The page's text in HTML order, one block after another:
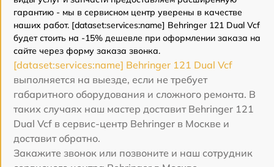
гарантию - мы в сервисном центр уверены в качестве
наших работ. [dataset:services:name] Behringer 121 Dual Vcf
будет стоить на -15% дешевле при оформлении заказа на
сайте через форму заказа звонка.
[dataset:services:name] Behringer 121 Dual Vcf
выполняется на выезде, если не требует
габаритного оборудования и сложного ремонта. В
таких случаях наш мастер доставит Behringer 121
Dual Vcf в сервис-центр Behringer в Москве и
доставит обратно.
Закажите звонок или позвоните и наш сотрудник